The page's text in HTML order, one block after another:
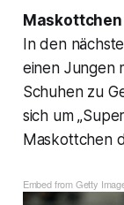
Maskottchen
In den
einen Jungen
Schuhen zu
sich um
Maskottchen
Embed from Getty